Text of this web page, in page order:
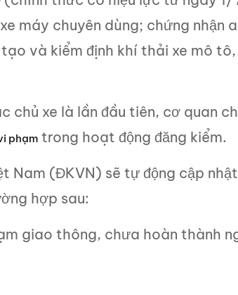
máy chuyên dùng; chứng nhận
và kiểm định khí thải xe mô tô,
chủ xe là lần đầu tiên, cơ quan
phạmtrong hoạt động đăng kiểm.
Nam (ĐKVN) sẽ tự động cập
hợp sau:
giao thông, chưa hoàn thành